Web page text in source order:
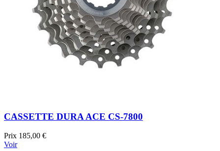
CASSETTE DURA ACE CS-7800
Prix 185,00 €
Voir